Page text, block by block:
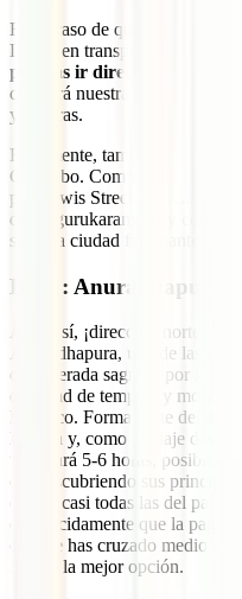
En el caso de que vayas a
Lanka en transporte público y
podrías ir directamente en
que será nuestra siguiente
y 6 horas.
Finalmente, también puedes
Colombo. Como la primera te
por Lewis Street, acercarte a
de Angurukaramulla y cotillear
sea una ciudad fascinante,
Día 2: Anuradhapura y
Ahora sí, ¡dirección norte!
Anuradhapura, una de las
considerada sagrada por los
cantidad de templos y
histórico. Forma parte del
Lanka y, como el viaje desde
te llevará 5-6 horas,
día descubriendo sus
(como casi todas las del país)
encarecidamente que la
cabo te has cruzado medio
30$ es la mejor opción.